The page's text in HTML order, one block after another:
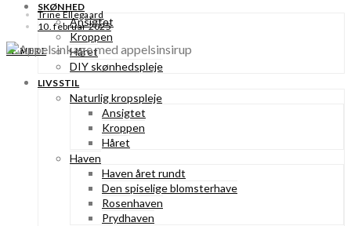
SKØNHED
Ansigtet
Kroppen
Håret
DIY skønhedspleje
LIVSSTIL
Naturlig kropspleje
Ansigtet
Kroppen
Håret
Haven
Haven året rundt
Den spiselige blomsterhave
Rosenhaven
Prydhaven
Trine Ellegaard
10. februar 2025
SE MERE